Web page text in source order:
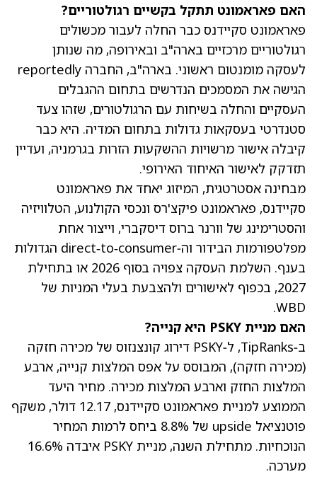
האם פאראמונט תתקל בקשיים רגולטוריים?
פאראמונט סקיידנס כבר החלה לעבור מכשולים
רגולטוריים מרכזיים בארה"ב ובאירופה, מה שנותן
לעסקה מומנטום ראשוני. בארה"ב, החברה reportedly
הגישה את המסמכים הנדרשים בתחום ההגבלים
העסקיים והחלה בשיחות עם הרגולטורים, שזהו צעד
סטנדרטי בעסקאות גדולות בתחום המדיה. היא כבר
קיבלה אישור מרשויות ההשקעות הזרות בגרמניה, ועדיין
תזדקק לאישור האיחוד האירופי.
מבחינה אסטרטגית, המיזוג יאחד את פאראמונט
סקיידנס, פאראמונט פיקצ'רס ונכסי הקולנוע, הטלוויזיה
והסטרימינג של וורנר ברוס דיסקברי, וייצור אחת
מפלטפורמות הבידור וה‑direct‑to‑consumer הגדולות
בענף. השלמת העסקה צפויה בסוף 2026 או בתחילת
2027, בכפוף לאישורים ולהצבעת בעלי המניות של
WBD.
האם מניית PSKY היא קנייה?
ב‑TipRanks, ל‑PSKY דירוג קונצנזוס של מכירה חזקה
(מכירה חזקה), המבוסס על אפס המלצות קנייה, ארבע
המלצות החזק וארבע המלצות מכירה. מחיר היעד
הממוצע למניית פאראמונט סקיידנס, 12.17 דולר
, משקף
פוטנציאל upside של 8.8% ביחס לרמות המחיר
הנוכחיות. מתחילת השנה, מניית PSKY איבדה 16.6%
מערכה.